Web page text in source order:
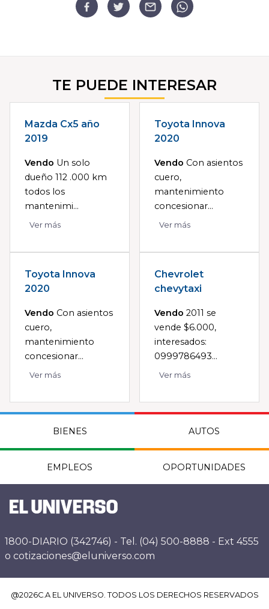
TE PUEDE INTERESAR
Mazda Cx5 año
2019
Vendo Un solo
dueño 112 .000 km
todos los
mantenimi...
Ver más
Toyota Innova
2020
Vendo Con asientos
cuero,
mantenimiento
concesionar...
Ver más
Toyota Innova
2020
Vendo Con asientos
cuero,
mantenimiento
concesionar...
Ver más
Chevrolet
chevytaxi
Vendo 2011 se
vende $6.000,
interesados:
0999786493...
Ver más
BIENES AUTOS
EMPLEOS OPORTUNIDADES
1800-DIARIO (342746) - Tel. (04) 500-8888 - Ext 4555
o cotizaciones@eluniverso.com
@2026C.A EL UNIVERSO. TODOS LOS DERECHOS RESERVADOS